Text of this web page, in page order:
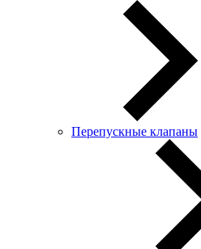
Перепускные клапаны